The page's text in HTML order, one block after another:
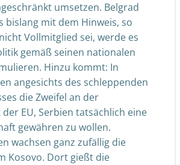
umsetzen. Belgrad
bislang mit dem Hinweis, so
Vollmitglied sei, werde es
gemäß seinen nationalen
Hinzu kommt: In
angesichts des schleppenden
die Zweifel an der
EU, Serbien tatsächlich eine
gewähren zu wollen.
wachsen ganz zufällig die
Kosovo. Dort gießt die